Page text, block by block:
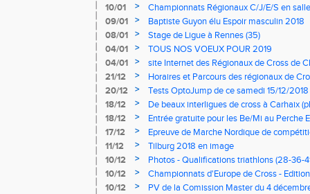
10/01
>
Championnats Régionaux C/J/E/S en
mercredi à 9h00
09/01 >
Baptiste Guyon élu Espoir masculin 2018
08/01
>
Stage de Ligue à Rennes (35)
04/01
>
TOUS NOS VOEUX POUR 2019
04/01
>
site Internet des Régionaux de Cross de
21/12
>
Horaires et Parcours des régionaux de
20/12
>
Tests OptoJump de ce samedi 15/12/2018
18/12
>
De beaux interligues de cross à Carhaix
18/12
>
Entrée gratuite pour les Be/Mi au Perche
17/12
>
Epreuve de Marche Nordique de
de cross du Loir et Cher
11/12 >
Tilburg 2018 en image
10/12
>
Photos - Qualifications triathlons (28-36-
10/12
>
Championnats d'Europe de Cross -
10/12
>
PV de la Comission Master du 4